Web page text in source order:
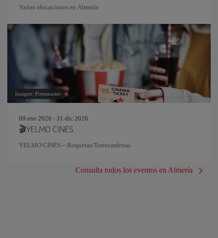
Varias ubicaciones en Almería
Imagen: Pressmaster
09 ene 2026 - 31 dic 2026
🎬YELMO CINES
YELMO CINES – Roquetas/Torrecardenas
Consulta todos los eventos en Almería